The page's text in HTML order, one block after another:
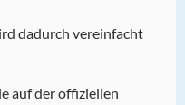
dadurch vereinfacht
auf der offiziellen